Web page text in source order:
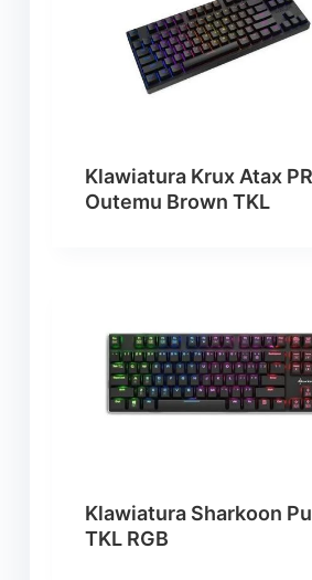
Klawiatura Krux Atax
Outemu Brown TKL
Klawiatura Sharkoon
TKL RGB